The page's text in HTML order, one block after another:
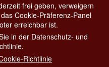
frei geben, verweigern
Cookie-Präferenz-Panel
erreichbar ist.
in der Datenschutz- und
Richtlinie